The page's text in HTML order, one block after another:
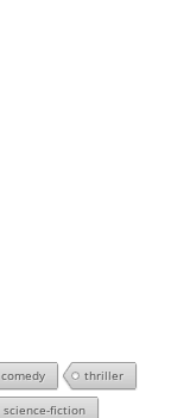
comedy thriller
science-fiction